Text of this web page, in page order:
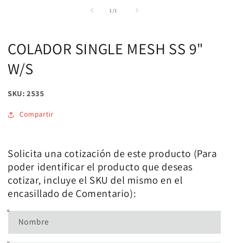
modal
1 /
de1
COLADOR SINGLE MESH SS 9"
W/S
SKU: 2535
Compartir
Solicita una cotización de este producto (Para
poder identificar el producto que deseas
cotizar, incluye el SKU del mismo en el
encasillado de Comentario):
Nombre